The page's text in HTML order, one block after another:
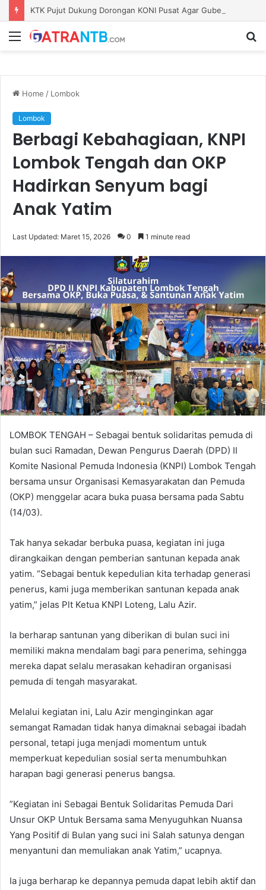
Menu
Home / Lombok
Lombok
Berbagi Kebahagiaan, KNPI
Lombok Tengah dan OKP
Hadirkan Senyum bagi
Anak Yatim
Last Updated: Maret 15, 2026 0 1 minute read
LOMBOK TENGAH – Sebagai bentuk solidaritas pemuda di
bulan suci Ramadan, Dewan Pengurus Daerah (DPD) II
Komite Nasional Pemuda Indonesia (KNPI) Lombok Tengah
bersama unsur Organisasi Kemasyarakatan dan Pemuda
(OKP) menggelar acara buka puasa bersama pada Sabtu
(14/03).
​Tak hanya sekadar berbuka puasa, kegiatan ini juga
dirangkaikan dengan pemberian santunan kepada anak
yatim. “Sebagai bentuk kepedulian kita terhadap generasi
penerus, kami juga memberikan santunan kepada anak
yatim,” jelas Plt Ketua KNPI Loteng, Lalu Azir.
​Ia berharap santunan yang diberikan di bulan suci ini
memiliki makna mendalam bagi para penerima, sehingga
mereka dapat selalu merasakan kehadiran organisasi
pemuda di tengah masyarakat.
​Melalui kegiatan ini, Lalu Azir menginginkan agar
semangat Ramadan tidak hanya dimaknai sebagai ibadah
personal, tetapi juga menjadi momentum untuk
memperkuat kepedulian sosial serta menumbuhkan
harapan bagi generasi penerus bangsa.
​”Kegiatan ini Sebagai Bentuk Solidaritas Pemuda Dari
Unsur OKP Untuk Bersama sama Menyuguhkan Nuansa
Yang Positif di Bulan yang suci ini Salah satunya dengan
menyantuni dan memuliakan anak Yatim,” ucapnya.
​Ia juga berharap ke depannya pemuda dapat lebih aktif dan